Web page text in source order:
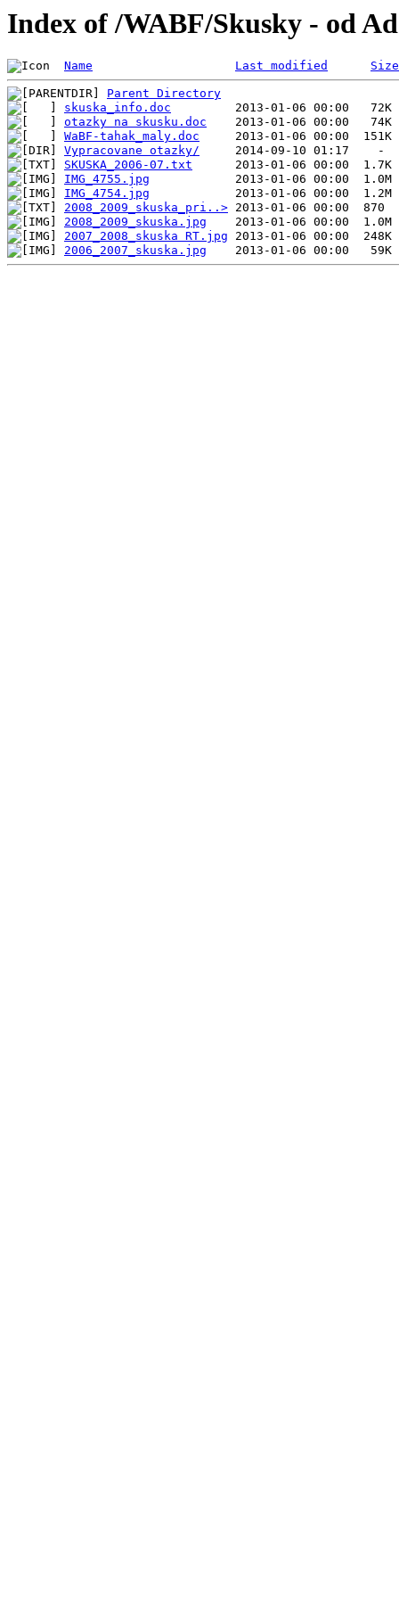
Index of /WABF/Skusky - od
Name Last modified Size
Parent Directory
skuska_info.doc
otazky na skusku.doc
WaBF-tahak_maly.doc
Vypracovane otazky/
SKUSKA_2006-07.txt
IMG_4755.jpg
IMG_4754.jpg
2008_2009_skuska_pri..>
2008_2009_skuska.jpg
2007_2008_skuska RT.jpg
2006_2007_skuska.jpg